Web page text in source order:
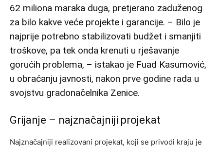
62 miliona maraka duga, pretjerano zaduženog
za bilo kakve veće projekte i garancije. – Bilo je
najprije potrebno stabilizovati budžet i smanjiti
troškove, pa tek onda krenuti u rješavanje
gorućih problema, – istakao je Fuad Kasumović,
u obraćanju javnosti, nakon prve godine rada u
svojstvu gradonačelnika Zenice.
Grijanje – najznačajniji projekat
Najznačajniji realizovani projekat, koji se privodi kraju je